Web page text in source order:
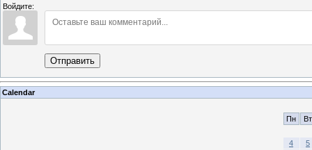
Войдите:
Отправить
Calendar
Пн Вт
4
5